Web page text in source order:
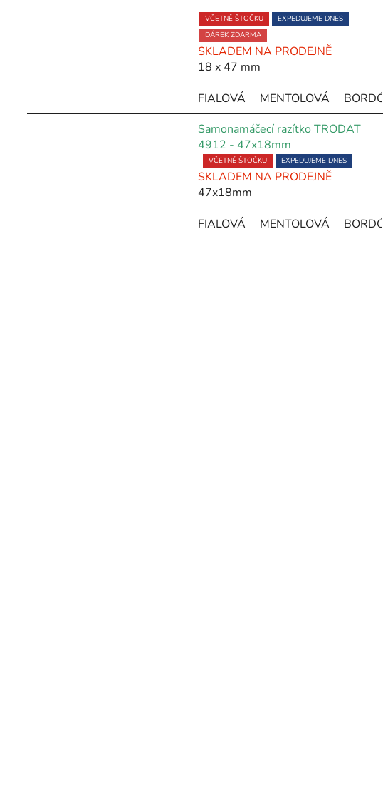
hodnocení
produktu
je
5,0
5
hvězdiček.
VČETNĚ ŠTOČKU
EXPEDUJEME DNES
DÁREK ZDARMA
SKLADEM NA PRODEJNĚ
18 x 47 mm
FIALOVÁ
MENTOLOVÁ BORDÓ
Samonamáčecí razítko TRODAT
4912 - 47x18mm
Průměrné
hodnocení
produktu
5,0
VČETNĚ ŠTOČKU EXPEDUJEME DNES
SKLADEM NA PRODEJNĚ
47x18mm
FIALOVÁ
MENTOLOVÁ BORDÓ